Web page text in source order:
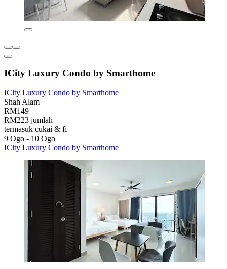
ICity Luxury Condo by Smarthome
ICity Luxury Condo by Smarthome
Shah Alam
RM149
RM223 jumlah
termasuk cukai & fi
9 Ogo - 10 Ogo
ICity Luxury Condo by Smarthome